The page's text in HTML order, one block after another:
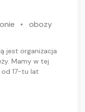
obozy
jest organizacja
Mamy w tej
od 17-tu lat